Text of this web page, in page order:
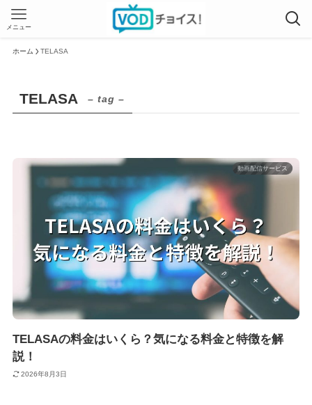
メニュー
ホーム TELASA
TELASA – tag –
動画配信サービス
TELASAの料金はいくら？気になる料金と特徴を解
説！
2026年8月3日